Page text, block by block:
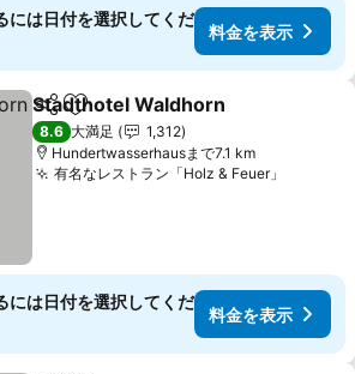
には日付を選択してくだ
料金を表示
シェアお気に入りに追加
Stadthotel Waldhorn
8.6 大満足
1,312
Hundertwasserhausまで7.1 km
有名なレストラン「Holz & Feuer」
には日付を選択してくだ
料金を表示